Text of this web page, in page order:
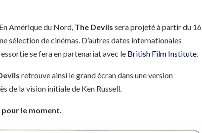
Amérique du Nord, The Devils sera projeté à partir du 16
sélection de cinémas. D’autres dates internationales
se fera en partenariat avec le British Film Institute
retrouve ainsi le grand écran dans une version
de la vision initiale de Ken Russell.
le moment.